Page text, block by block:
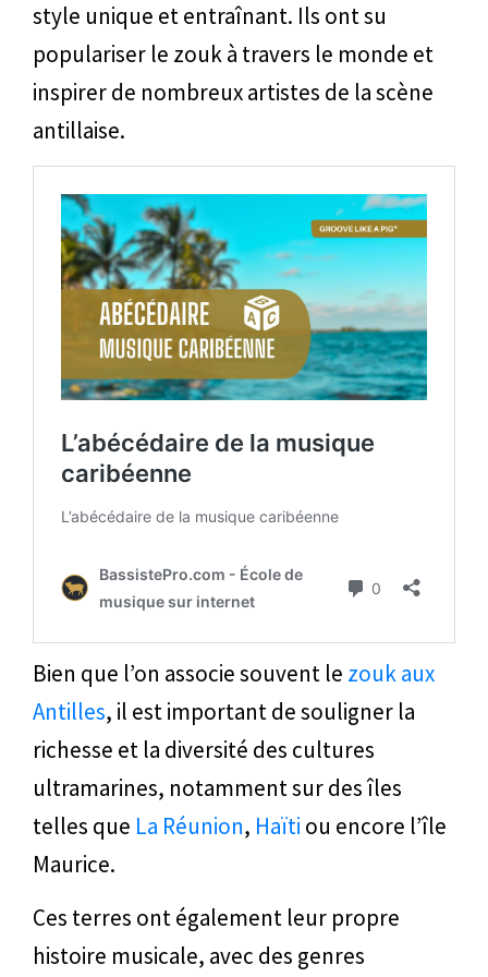
style unique et entraînant. Ils ont su
populariser le zouk à travers le monde et
inspirer de nombreux artistes de la scène
antillaise.
Bien que l’on associe souvent le zouk aux
Antilles, il est important de souligner la
richesse et la diversité des cultures
ultramarines, notamment sur des îles
telles que La Réunion, Haïti ou encore l’île
Maurice.
Ces terres ont également leur propre
histoire musicale, avec des genres